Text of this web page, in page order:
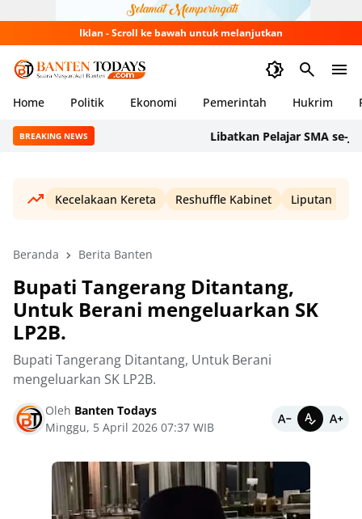
Iklan - Scroll ke bawah untuk melanjutkan
Home Politik Ekonomi Pemerintah Hukrim
BREAKING NEWS Libatkan Pelajar SMA se-Jakarta
Kecelakaan Kereta Reshuffle Kabinet Liputan Haji
Beranda Berita Banten
Bupati Tangerang Ditantang,
Untuk Berani mengeluarkan SK
LP2B.
Bupati Tangerang Ditantang, Untuk Berani
mengeluarkan SK LP2B.
Oleh Banten Todays
Minggu, 5 April 2026 07:37 WIB